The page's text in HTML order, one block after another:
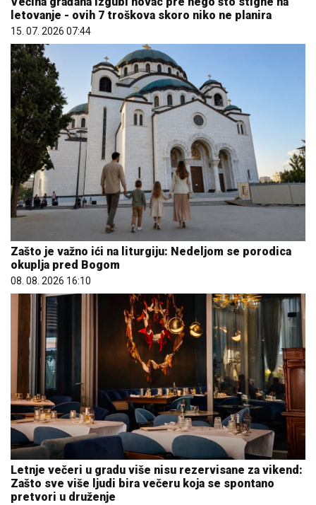
letovanje - ovih 7 troškova skoro niko ne planira
15. 07. 2026 07:44
Zašto je važno ići na liturgiju: Nedeljom se porodica
okuplja pred Bogom
08. 08. 2026 16:10
Letnje večeri u gradu više nisu rezervisane za vikend:
Zašto sve više ljudi bira večeru koja se spontano
pretvori u druženje